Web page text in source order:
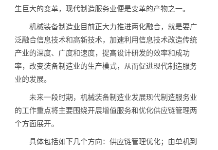
生巨大的变革，现代制造服务业便是变革的产物之一。
机械装备制造业目前正大力推进两化融合，就是要广
泛融合信息技术和高新技术，加速利用信息技术改造传统
产业的深度、广度和速度，提高设计研发的效率和成功
率，改变装备制造业的生产模式，从而促进现代制造服务
业的发展。
未来一段时期，机械装备制造业发展现代制造服务业
的工作重点将主要围绕开展增值服务和优化供应链管理两
个方面展开。
具体包括如下几个方向：供应链管理优化；由单机到